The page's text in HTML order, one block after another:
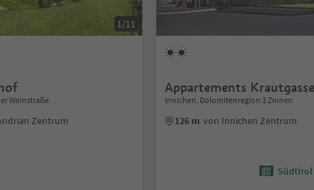
1/11
Weinstraße
Zentrum
Appartements
Innichen, Dolomitenregion 3 Zinnen
126 m von Innichen Zentrum
Südtirol